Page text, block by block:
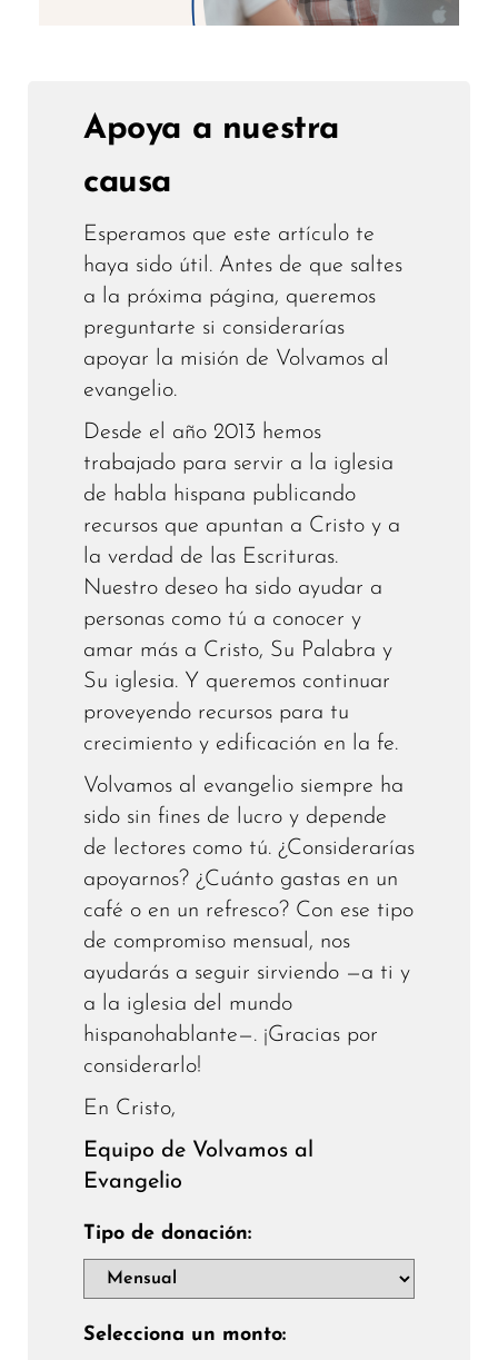
Apoya a nuestra
causa
Esperamos que este artículo te
haya sido útil. Antes de que saltes
a la próxima página, queremos
preguntarte si considerarías
apoyar la misión de Volvamos al
evangelio.
Desde el año 2013 hemos
trabajado para servir a la iglesia
de habla hispana publicando
recursos que apuntan a Cristo y a
la verdad de las Escrituras.
Nuestro deseo ha sido ayudar a
personas como tú a conocer y
amar más a Cristo, Su Palabra y
Su iglesia. Y queremos continuar
proveyendo recursos para tu
crecimiento y edificación en la fe.
Volvamos al evangelio siempre ha
sido sin fines de lucro y depende
de lectores como tú. ¿Considerarías
apoyarnos? ¿Cuánto gastas en un
café o en un refresco? Con ese tipo
de compromiso mensual, nos
ayudarás a seguir sirviendo —a ti y
a la iglesia del mundo
hispanohablante—. ¡Gracias por
considerarlo!
En Cristo,
Equipo de Volvamos al
Evangelio
Tipo de donación:
Selecciona un monto: